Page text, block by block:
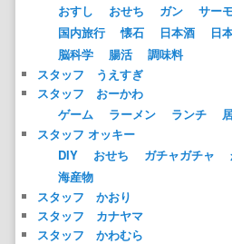
おすし
おせち ガン サー
国内旅行
懐石 日本酒 日
脳科学
腸活
調味料
スタッフ うえすぎ
スタッフ おーかわ
ゲーム
ラーメン ランチ
スタッフ オッキー
DIY
おせち ガチャガチャ
海産物
スタッフ かおり
スタッフ カナヤマ
スタッフ かわむら